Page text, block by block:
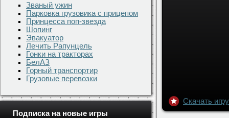
Званый ужин
Парковка грузовика с прицепом
Принцесса поп-звезда
Шопинг
Эвакуатор
Лечить Рапунцель
Гонки на тракторах
БелАЗ
Горный транспортир
Грузовые перевозки
Подписка на новые игры